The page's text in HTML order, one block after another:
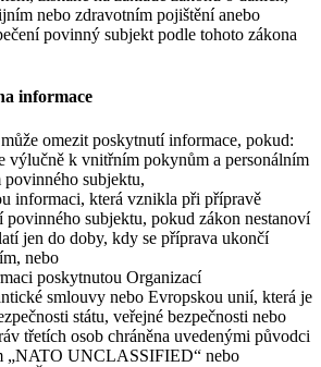
nebo zdravotním pojištění anebo
povinný subjekt podle tohoto zákona
informace
omezit poskytnutí informace, pokud:
výlučně k vnitřním pokynům a personálním
povinného subjektu,
informaci, která vznikla při přípravě
povinného subjektu, pokud zákon nestanoví
jen do doby, kdy se příprava ukončí
nebo
poskytnutou Organizací
smlouvy nebo Evropskou unií, která je
státu, veřejné bezpečnosti nebo
třetích osob chráněna uvedenými původci
„NATO UNCLASSIFIED“ nebo